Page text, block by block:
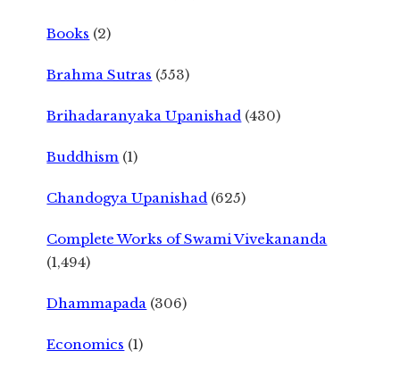
Books (2)
Brahma Sutras (553)
Brihadaranyaka Upanishad (430)
Buddhism (1)
Chandogya Upanishad (625)
Complete Works of Swami Vivekananda
(1,494)
Dhammapada (306)
Economics (1)